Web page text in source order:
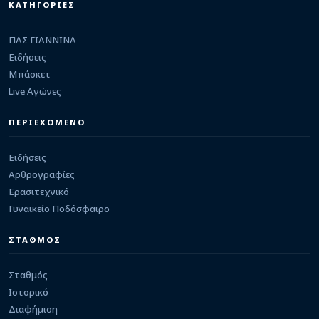
ΕΡΑΣΙΤΕΧΝΙΚΟ
σκέψεις σχηματισμού από τον Ράπτη (video)
ΚΑΤΗΓΟΡΙΕΣ
ΠΑΣ ΓΙΑΝΝΙΝΑ
Ειδήσεις
Μπάσκετ
Live Αγώνες
ΠΕΡΙΕΧΟΜΕΝΟ
Ειδήσεις
Αρθρογραφίες
Ερασιτεχνικό
Γυναικείο Ποδόσφαιρο
ΣΤΑΘΜΟΣ
Σταθμός
Ιστορικό
Διαφήμιση